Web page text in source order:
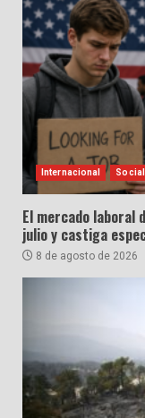
Internacional Social
El mercado laboral
julio y castiga
8 de agosto de 2026